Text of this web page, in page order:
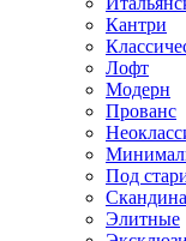
Кантри
Лофт
Модерн
Прованс
Под
Элитные